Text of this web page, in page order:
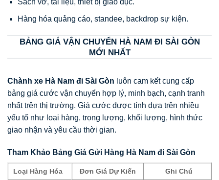
Sách vở, tài liệu, thiết bị giáo dục.
Hàng hóa quảng cáo, standee, backdrop sự kiện.
BẢNG GIÁ VẬN CHUYỂN HÀ NAM ĐI SÀI GÒN
MỚI NHẤT
Chành xe Hà Nam đi Sài Gòn luôn cam kết cung cấp
bảng giá cước vận chuyển hợp lý, minh bạch, cạnh tranh
nhất trên thị trường. Giá cước được tính dựa trên nhiều
yếu tố như loại hàng, trọng lượng, khối lượng, hình thức
giao nhận và yêu cầu thời gian.
Tham Khảo Bảng Giá Gửi Hàng Hà Nam đi Sài Gòn
Loại Hàng Hóa Đơn Giá Dự Kiến Ghi Chú